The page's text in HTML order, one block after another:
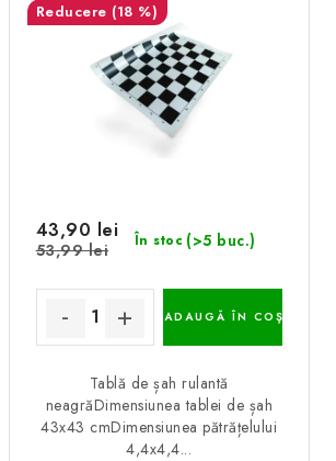
(18 %)
În stoc (>5 buc.)
43,90 lei
53,99 lei
ADAUGĂ ÎN COŞ
Tablă de șah rulantă
neagrăDimensiunea tablei de șah
43x43 cmDimensiunea pătrățelului
4,4x4,4...